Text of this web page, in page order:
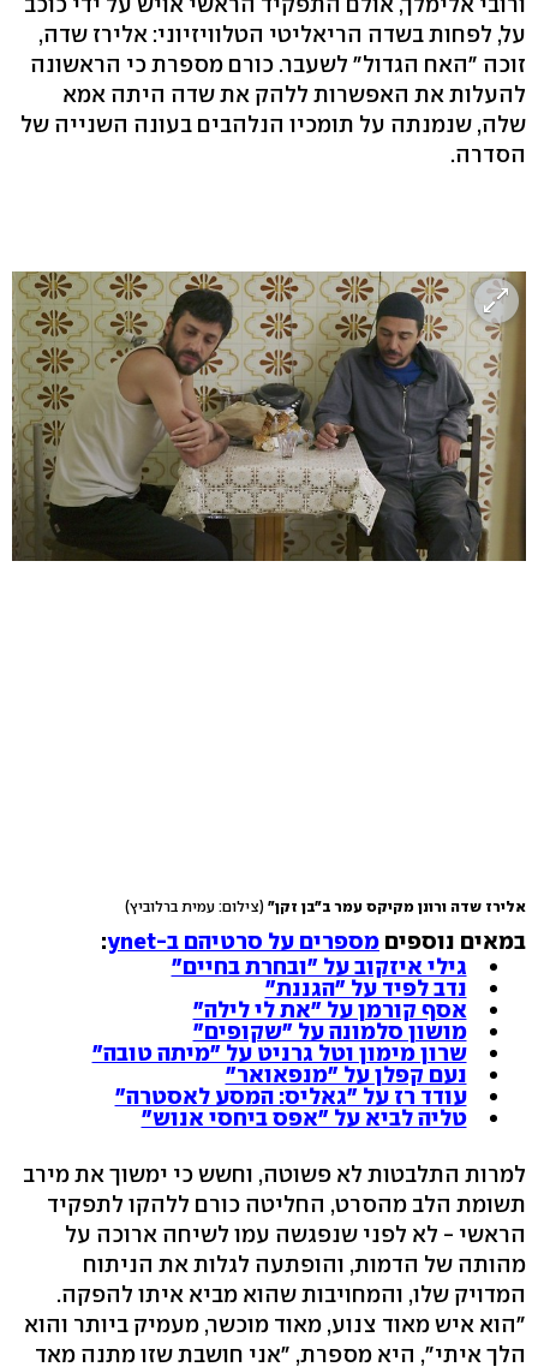
על, לפחות בשדה הריאליטי הטלוויזיוני: אלירז שדה,
זוכה "האח הגדול" לשעבר. כורם מספרת כי הראשונה
להעלות את האפשרות ללהק את שדה היתה אמא
שלה, שנמנתה על תומכיו הנלהבים בעונה השנייה של
הסדרה.
אלירז שדה ורונן מקיקס עמר ב"בן זקן" (צילום: עמית ברלוביץ)
במאים נוספים מספרים על סרטיהם ב-ynet
:
גילי איזקוב על "ובחרת בחיים"
נדב לפיד על "הגננת"
אסף קורמן על "את לי לילה"
מושון סלמונה על "שקופים"
שרון מימון וטל גרניט על "מיתה טובה"
נעם קפלן על "מנפאואר"
עודד רז על "גאליס: המסע לאסטרה"
טליה לביא על "אפס ביחסי אנוש"
למרות התלבטות לא פשוטה, וחשש כי ימשוך את מירב
תשומת הלב מהסרט, החליטה כורם ללהקו לתפקיד
הראשי - לא לפני שנפגשה עמו לשיחה ארוכה על
מהותה של הדמות, והופתעה לגלות את הניתוח
המדויק שלו, והמחויבות שהוא מביא איתו להפקה.
"הוא איש מאוד צנוע, מאוד מוכשר, מעמיק ביותר והוא
הלך איתי", היא מספרת, "אני חושבת שזו מתנה מאד